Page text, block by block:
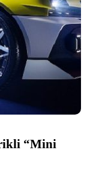
“Mini